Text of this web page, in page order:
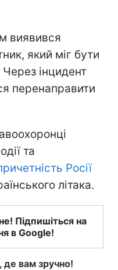
виявився
який міг бути
інцидент
перенаправити
та
Росії
літака.
Підпишіться на
в Google!
де вам зручно!